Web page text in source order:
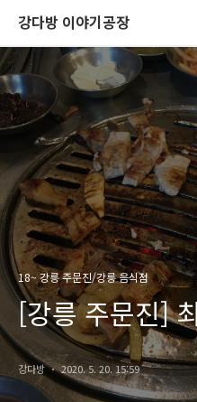
강다방 이야기공장
18~ 강릉 주문진/강릉 음식점
[강릉 주문진]
강다방 2020. 5. 20. 15:59